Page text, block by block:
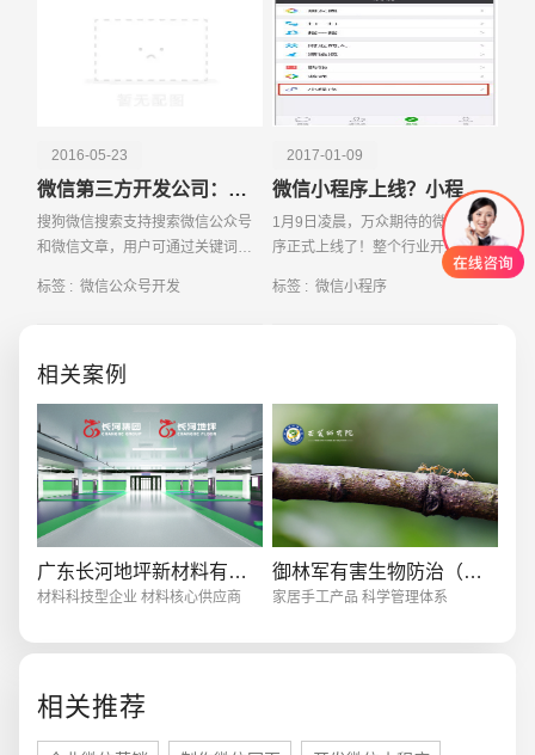
2016-05-23
微信第三方开发公司：微信公众号搜索排名九大规则
搜狗微信搜索支持搜索微信公众号
和微信文章，用户可通过关键词搜
公众号推送的文章；那么有搜索就
标签 : 微信公众号开发
2017-01-09
微信小程序上线？小程序到底是什么？
1月9日凌晨，万众期待的微信小程
序正式上线了！整个行业开始骚动
起来，甚至有人说小程序是可以手
撕百度，脚踹阿里 听起来似乎有点
标签 : 微信小程序
相关案例
广东长河地坪新材料有限公司
材料科技型企业 材料核心供应商
御林军有害生物防治（深圳）有限公司
家居手工产品 科学管理体系
相关推荐
创意品牌型网站 · 标准企业官网建设 · 外贸网
电商及系统平台开发